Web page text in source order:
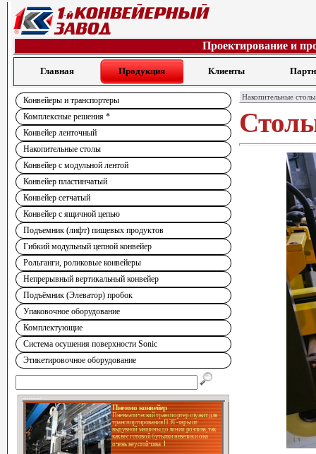
Проектирование и
Главная Продукция Клиенты
Конвейеры и транспортеры
Комплексные решения *
Конвейер ленточный
Накопительные столы
Конвейер с модульной лентой
Конвейер пластинчатый
Конвейер сетчатый
Конвейер с ящичной цепью
Подъемник (лифт) пищевых продуктов
Гибкий модульный цепной конвейер
Рольганги, роликовые конвейеры
Непрерывный вертикальный конвейер
Подъёмник (Элеватор) пробок
Упаковочное оборудование
Комплектующие
Система осушения поверхности Sonic
Этикетировочное оборудование
Пневмо конвейер
Пневматический транспортер служит для
транспортирования ПЭТ-тары от
выдувной машины до линии розлива, так
как вес готовой бутылки невелик и она
очень неустойчива
Накопительные